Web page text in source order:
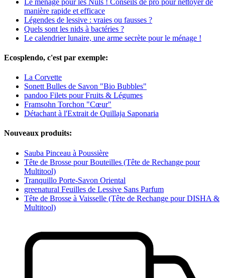
manière rapide et efficace
Légendes de lessive : vraies ou fausses ?
Quels sont les nids à bactéries ?
Le calendrier lunaire, une arme secrète pour le ménage !
Ecosplendo, c'est par exemple:
La Corvette
Sonett Bulles de Savon "Bio Bubbles"
pandoo Filets pour Fruits & Légumes
Framsohn Torchon "Cœur"
Détachant à l'Extrait de Quillaja Saponaria
Nouveaux produits:
Sauba Pinceau à Poussière
Tête de Brosse pour Bouteilles (Tête de Rechange pour
Multitool)
Tranquillo Porte-Savon Oriental
greenatural Feuilles de Lessive Sans Parfum
Tête de Brosse à Vaisselle (Tête de Rechange pour DISHA &
Multitool)